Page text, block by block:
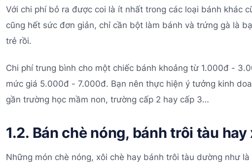
Với chi phí bỏ ra được coi là ít nhất trong các loại bánh khác
cũng hết sức đơn giản, chỉ cần bột làm bánh và trứng gà là
trẻ rồi.
Chi phí trung bình cho một chiếc bánh khoảng từ 1.000đ -
mức giá 5.000đ - 7.000đ. Bạn nên thực hiện ý tưởng kinh
gần trường học mầm non, trường cấp 2 hay cấp 3…
1.2. Bán chè nóng, bánh trôi tàu hay
Những món chè nóng, xôi chè hay bánh trôi tàu dường như